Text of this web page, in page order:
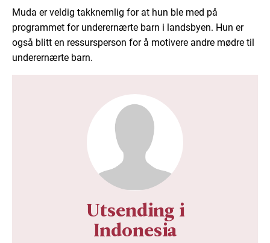
Muda er veldig takknemlig for at hun ble med på
programmet for underernærte barn i landsbyen. Hun er
også blitt en ressursperson for å motivere andre mødre til
underernærte barn.
Utsending i
Indonesia